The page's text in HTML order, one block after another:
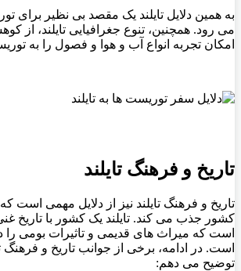
به همین دلایل تایلند یک مقصد بی نظیر برای
می رود. همچنین، تنوع جغرافیایی تایلند، از
امکان تجربه انواع آب و هوا و فصول را به
تاریخ و فرهنگ تایلند
تاریخ و فرهنگ تایلند نیز از دلایل مهمی است
کشور جذب می ‌کند. تایلند یک کشور با تاریخ
است که میراث های قدیمی و تاثیرات بومی
است. در ادامه، برخی از جوانب تاریخ و فرهنگ
توضیح می‌ دهم: